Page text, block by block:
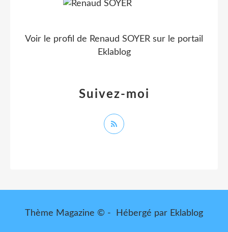
Suivez-moi
Voir le profil de Renaud SOYER sur le portail
Eklablog
Thème Magazine © - Hébergé par Eklablog